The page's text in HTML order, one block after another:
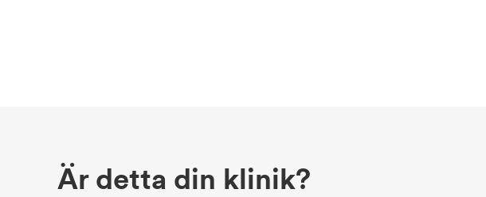
Är detta din klinik?